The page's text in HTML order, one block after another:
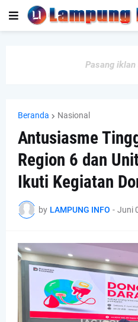
Pasang
Beranda Nasional
Antusiasme
Region 6 dan
Ikuti Kegiatan
by LAMPUNG INFO - Juni